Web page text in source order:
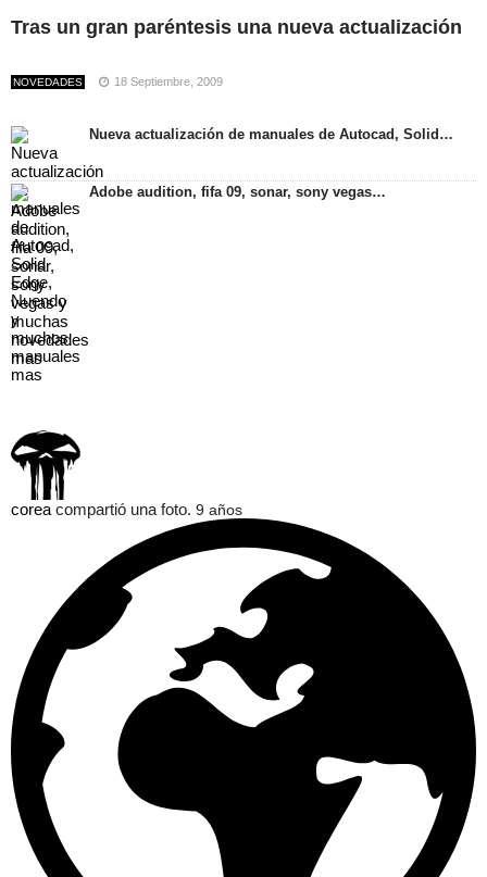
Tras un gran paréntesis una nueva actualización
NOVEDADES 18 Septiembre, 2009
Nueva actualización de manuales de Autocad, Solid…
Adobe audition, fifa 09, sonar, sony vegas…
corea compartió una foto. 9 años